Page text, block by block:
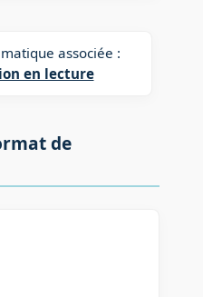
associée :
en lecture
de